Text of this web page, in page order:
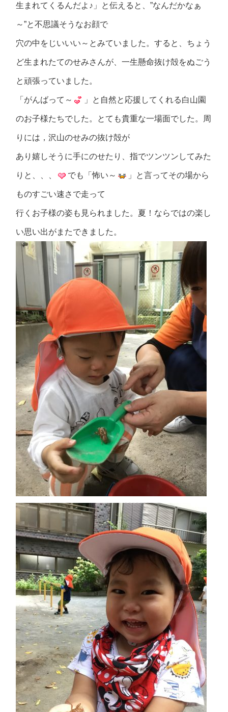
生まれてくるんだよ♪」と伝えると、”なんだかなぁ
～”と不思議そうなお顔で
穴の中をじいいい～とみていました。すると、ちょう
ど生まれたてのせみさんが、一生懸命抜け殻をぬごう
と頑張っていました。
「がんばって～ 」と自然と応援してくれる白山園
のお子様たちでした。とても貴重な一場面でした。周
りには，沢山のせみの抜け殻が
あり嬉しそうに手にのせたり、指でツンツンしてみた
りと、、、 でも「怖い～ 」と言ってその場から
ものすごい速さで走って
行くお子様の姿も見られました。夏！ならではの楽し
い思い出がまたできました。